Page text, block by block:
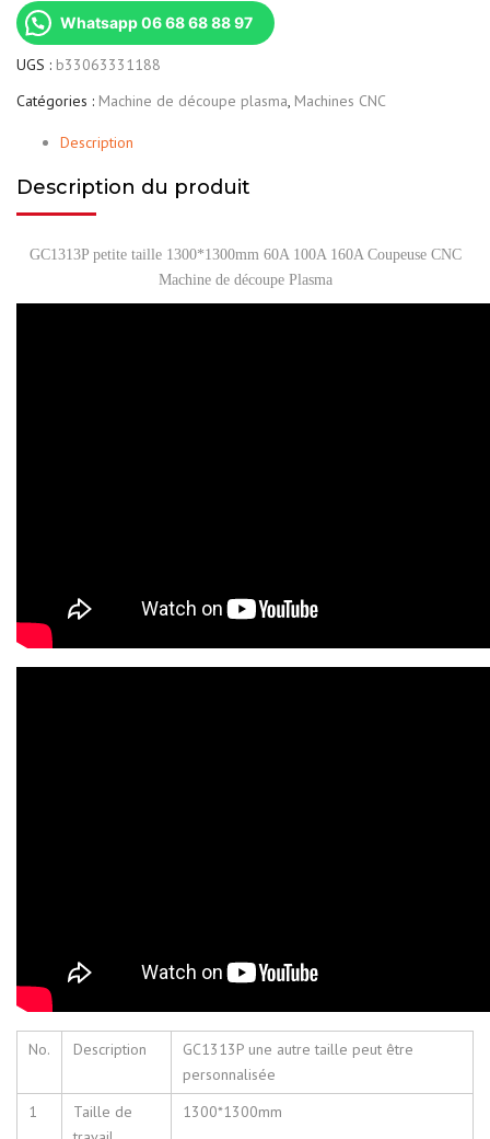
Whatsapp 06 68 68 88 97
UGS : b33063331188
Catégories : Machine de découpe plasma, Machines CNC
Description
Description du produit
GC1313P petite taille 1300*1300mm 60A 100A 160A Coupeuse CNC
Machine de découpe Plasma
No. Description
GC1313P une autre taille peut être
personnalisée
1
Taille de
1300*1300mm